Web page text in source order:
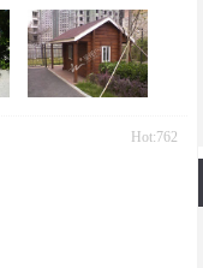
Hot:762